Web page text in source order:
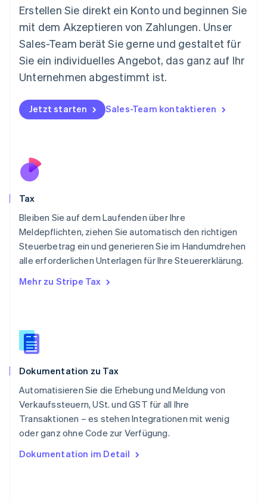
Erstellen Sie direkt ein Konto und beginnen Sie
mit dem Akzeptieren von Zahlungen. Unser
Sales-Team berät Sie gerne und gestaltet für
Sie ein individuelles Angebot, das ganz auf Ihr
Unternehmen abgestimmt ist.
Jetzt starten Sales-Team kontaktieren
Tax
Bleiben Sie auf dem Laufenden über Ihre
Meldepflichten, ziehen Sie automatisch den richtigen
Steuerbetrag ein und generieren Sie im Handumdrehen
alle erforderlichen Unterlagen für Ihre Steuererklärung.
Mehr zu Stripe Tax
Dokumentation zu Tax
Automatisieren Sie die Erhebung und Meldung von
Verkaufssteuern, USt. und GST für all Ihre
Transaktionen – es stehen Integrationen mit wenig
oder ganz ohne Code zur Verfügung.
Dokumentation im Detail
English
Mexiko
Español English
Neuseeland
English
NederlandsEnglish
English
Österreich
Portugal
Português
Schweden
Schweiz
DeutschFrançaisItalianoEnglish
Singapur
Slowakei
Sonderverwaltungsregion Hongkong,
China
Spanien
EspañolEnglish
Thailand
Tschechische Republik
English
English